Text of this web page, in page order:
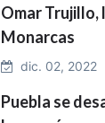
Omar Trujillo,
Monarcas
dic. 02, 2022
Puebla se